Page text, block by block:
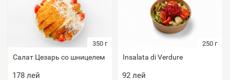
350 г
Салат Цезарь со шницелем
178лей
250 г
Insalata di Verdure
92лей